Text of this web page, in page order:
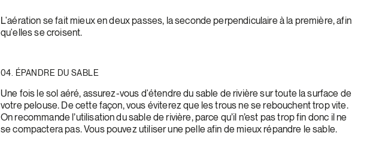
L'aération se fait mieux en deux passes, la seconde perpendiculaire à la première, afin
qu'elles se croisent.
04. ÉPANDRE DU SABLE
Une fois le sol aéré, assurez-vous d'étendre du sable de rivière sur toute la surface de
votre pelouse. De cette façon, vous éviterez que les trous ne se rebouchent trop vite.
On recommande l’utilisation du sable de rivière, parce qu’il n’est pas trop fin donc il ne
se compactera pas. Vous pouvez utiliser une pelle afin de mieux répandre le sable.